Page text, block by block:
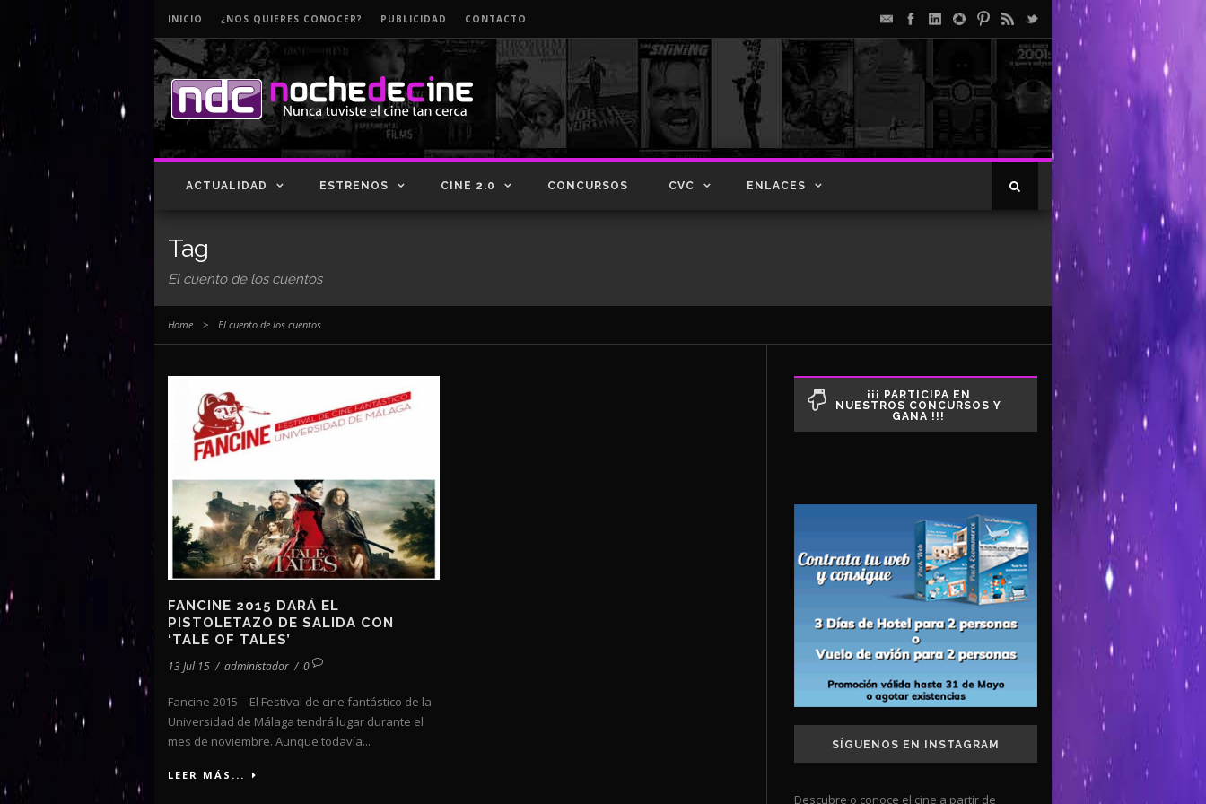
INICIO ¿NOS QUIERES CONOCER? PUBLICIDAD CONTACTO
ACTUALIDAD ESTRENOS CINE 2.0 CONCURSOS CVC ENLACES
Tag
El cuento de los cuentos
Home > El cuento de los cuentos
FANCINE 2015 DARÁ EL
PISTOLETAZO DE SALIDA CON
‘TALE OF TALES’
13 Jul 15 / administador / 0
Fancine 2015 – El Festival de cine fantástico de la
Universidad de Málaga tendrá lugar durante el
mes de noviembre. Aunque todavía...
LEER MÁS...
¡¡¡ PARTICIPA EN
NUESTROS CONCURSOS Y
GANA !!!
SÍGUENOS EN INSTAGRAM
Descubre o conoce el cine a partir de